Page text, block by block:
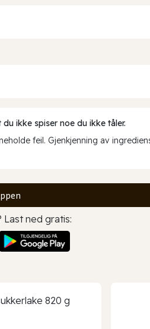
ikke spiser noe du ikke tåler.
feil. Gjenkjenning av
Last ned gratis: